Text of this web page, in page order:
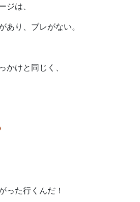
ジは、
あり、ブレがない。
かけと同じく、
った行くんだ！